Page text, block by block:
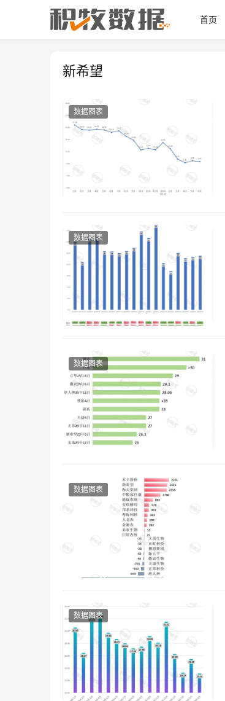
首页
新希望
数据图表
数据图表
数据图表
数据图表
数据图表